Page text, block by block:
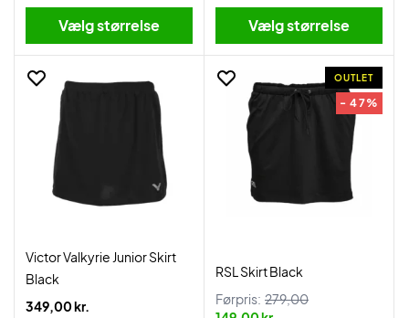
Vælg størrelse Vælg størrelse
Victor Valkyrie Junior Skirt
Black
349,00 kr.
OUTLET
- 47%
RSL Skirt Black
Førpris: 279,00